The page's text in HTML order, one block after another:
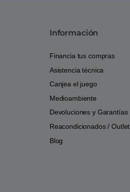
Información
Financia tus compras
Asistencia técnica
Canjea el juego
Medioambiente
Devoluciones y Garantías
Reacondicionados / Outlet
Blog